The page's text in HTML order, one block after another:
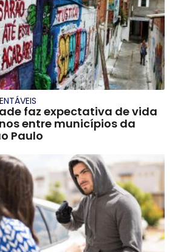
faz expectativa de vida
entre municípios da
Paulo